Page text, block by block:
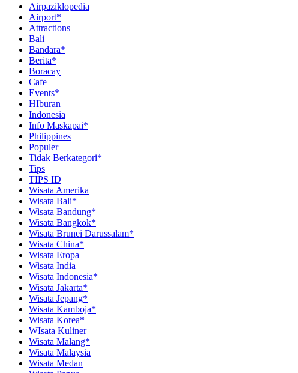
Airpaziklopedia
Airport*
Attractions
Bali
Bandara*
Berita*
Boracay
Cafe
Events*
HIburan
Indonesia
Info Maskapai*
Philippines
Populer
Tidak Berkategori*
Tips
TIPS ID
Wisata Amerika
Wisata Bali*
Wisata Bandung*
Wisata Bangkok*
Wisata Brunei Darussalam*
Wisata China*
Wisata Eropa
Wisata India
Wisata Indonesia*
Wisata Jakarta*
Wisata Jepang*
Wisata Kamboja*
Wisata Korea*
WIsata Kuliner
Wisata Malang*
Wisata Malaysia
Wisata Medan